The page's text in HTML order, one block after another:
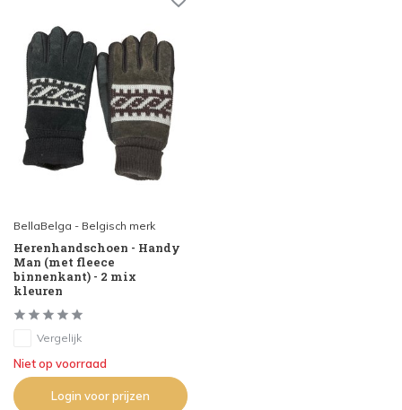
BellaBelga - Belgisch merk
Herenhandschoen - Handy
Man (met fleece
binnenkant) - 2 mix
kleuren
Vergelijk
Niet op voorraad
Login voor prijzen